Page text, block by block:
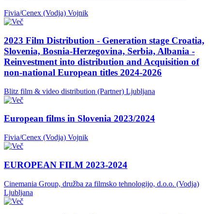
Fivia/Cenex (Vodja) Vojnik
2023 Film Distribution - Generation stage Croatia,
Slovenia, Bosnia-Herzegovina, Serbia, Albania -
Reinvestment into distribution and Acquisition of
non-national European titles 2024-2026
Blitz film & video distribution (Partner) Ljubljana
European films in Slovenia 2023/2024
Fivia/Cenex (Vodja) Vojnik
EUROPEAN FILM 2023-2024
Cinemania Group, družba za filmsko tehnologijo, d.o.o. (Vodja)
Ljubljana